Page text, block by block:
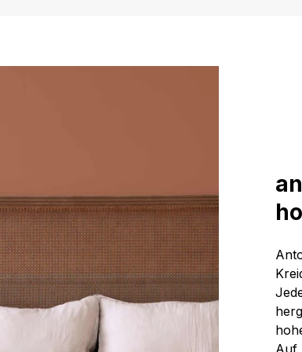
Auf